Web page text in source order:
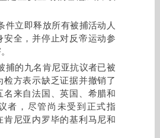
件立即释放所有被捕活动人
安全，并停止对反帝运动参
捕的九名肯尼亚抗议者已被
检方表示缺乏证据并撤销了
名来自法国、英国、希腊和
者，尽管尚未受到正式指
肯尼亚内罗毕的基利马尼和